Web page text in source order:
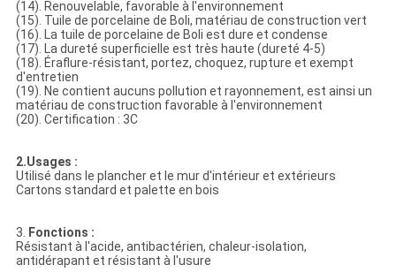
(14). Renouvelable, favorable à l'environnement
(15). Tuile de porcelaine de Boli, matériau de construction vert
(16). La tuile de porcelaine de Boli est dure et condense
(17). La dureté superficielle est très haute (dureté 4-5)
(18). Éraflure-résistant, portez, choquez, rupture et exempt
d'entretien
(19). Ne contient aucuns pollution et rayonnement, est ainsi un
matériau de construction favorable à l'environnement
(20). Certification : 3C
2.Usages :
Utilisé dans le plancher et le mur d'intérieur et extérieurs
Cartons standard et palette en bois
3. Fonctions :
Résistant à l'acide, antibactérien, chaleur-isolation,
antidérapant et résistant à l'usure